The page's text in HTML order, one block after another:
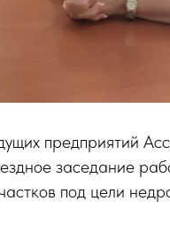
предприятий
заседание
под цели